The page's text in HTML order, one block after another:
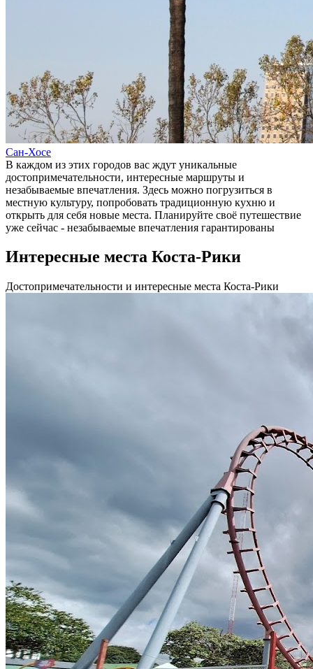
Сан-Хосе
В каждом из этих городов вас ждут уникальные
достопримечательности, интересные маршруты и
незабываемые впечатления. Здесь можно погрузиться в
местную культуру, попробовать традиционную кухню и
открыть для себя новые места. Планируйте своё путешествие
уже сейчас - незабываемые впечатления гарантированы
Интересные места Коста-Рики
Достопримечательности и интересные места Коста-Рики